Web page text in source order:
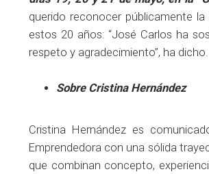
querido reconocer públicamente
estos 20 años: “José Carlos ha
respeto y agradecimiento”, ha dicho.
Sobre Cristina Hernández
Cristina Hernández es
Emprendedora con una sólida
que combinan concepto,